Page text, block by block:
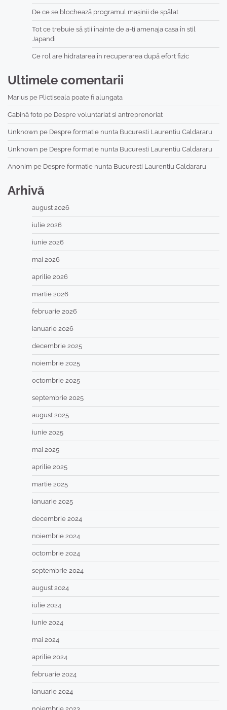
De ce se blochează programul mașinii de spălat
Tot ce trebuie să știi înainte de a-ți amenaja casa în stil
Japandi
Ce rol are hidratarea în recuperarea după efort fizic
Ultimele comentarii
Marius pe Plictiseala poate fi alungata
Cabină foto pe Despre voluntariat si antreprenoriat
Unknown pe Despre formatie nunta Bucuresti Laurentiu Caldararu
Unknown pe Despre formatie nunta Bucuresti Laurentiu Caldararu
Anonim pe Despre formatie nunta Bucuresti Laurentiu Caldararu
Arhivă
august 2026
iulie 2026
iunie 2026
mai 2026
aprilie 2026
martie 2026
februarie 2026
ianuarie 2026
decembrie 2025
noiembrie 2025
octombrie 2025
septembrie 2025
august 2025
iunie 2025
mai 2025
aprilie 2025
martie 2025
ianuarie 2025
decembrie 2024
noiembrie 2024
octombrie 2024
septembrie 2024
august 2024
iulie 2024
iunie 2024
mai 2024
aprilie 2024
februarie 2024
ianuarie 2024